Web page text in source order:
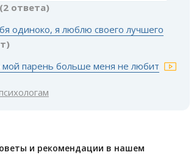
(2 ответа)
одиноко, я люблю своего лучшего
мой парень больше меня не любит
и рекомендации в нашем